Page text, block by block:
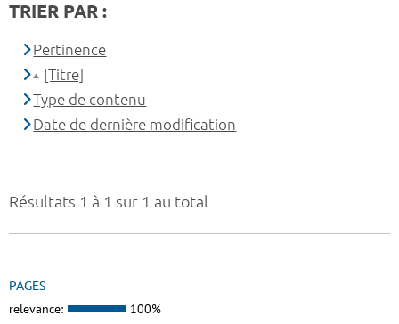
Résultats 1 à 1 sur 1 au total
PAGES
relevance: 100%
TRIER PAR :
Pertinence
[Titre]
Type de contenu
Date de dernière modification